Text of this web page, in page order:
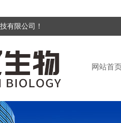
有限公司！
网站首